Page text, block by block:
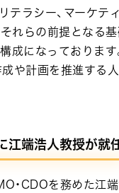
ラシー、マーケテ
れらの前提となる
になっております
成や計画を推進する
江端浩人教授が就
・CDOを務めた江